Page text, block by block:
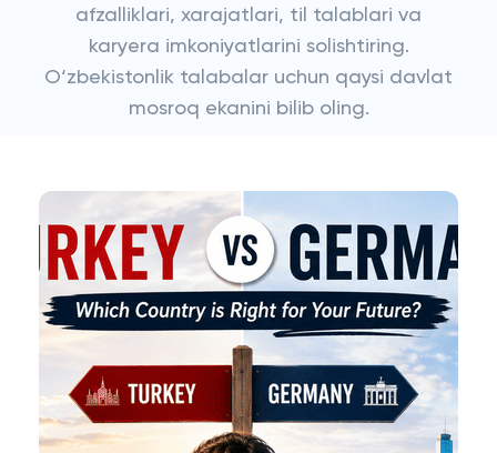
afzalliklari, xarajatlari, til talablari va
karyera imkoniyatlarini solishtiring.
O‘zbekistonlik talabalar uchun qaysi davlat
mosroq ekanini bilib oling.